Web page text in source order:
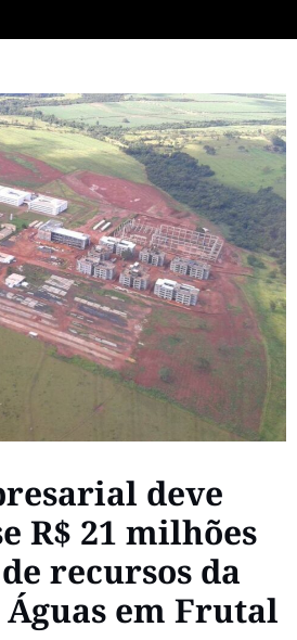
deve
R$ 21 milhões
recursos da
Águas em Frutal